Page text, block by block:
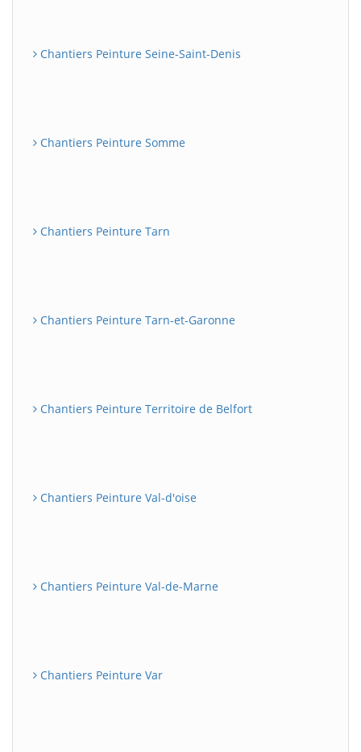
Chantiers Peinture Seine-Saint-Denis
Chantiers Peinture Somme
Chantiers Peinture Tarn
Chantiers Peinture Tarn-et-Garonne
Chantiers Peinture Territoire de Belfort
Chantiers Peinture Val-d'oise
Chantiers Peinture Val-de-Marne
Chantiers Peinture Var